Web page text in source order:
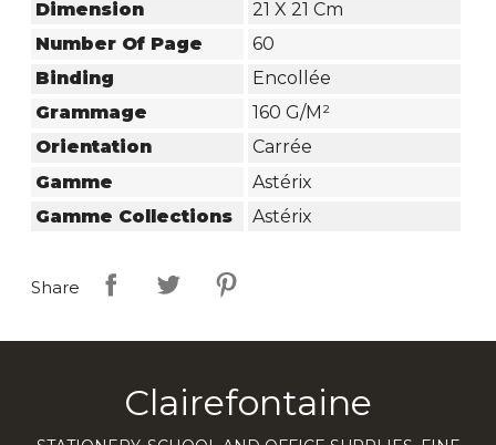
Dimension
21 X 21 Cm
Number Of Page
60
Binding
Encollée
Grammage
160 G/m²
Orientation
Carrée
Gamme
Astérix
Gamme Collections
Astérix
Share
Clairefontaine